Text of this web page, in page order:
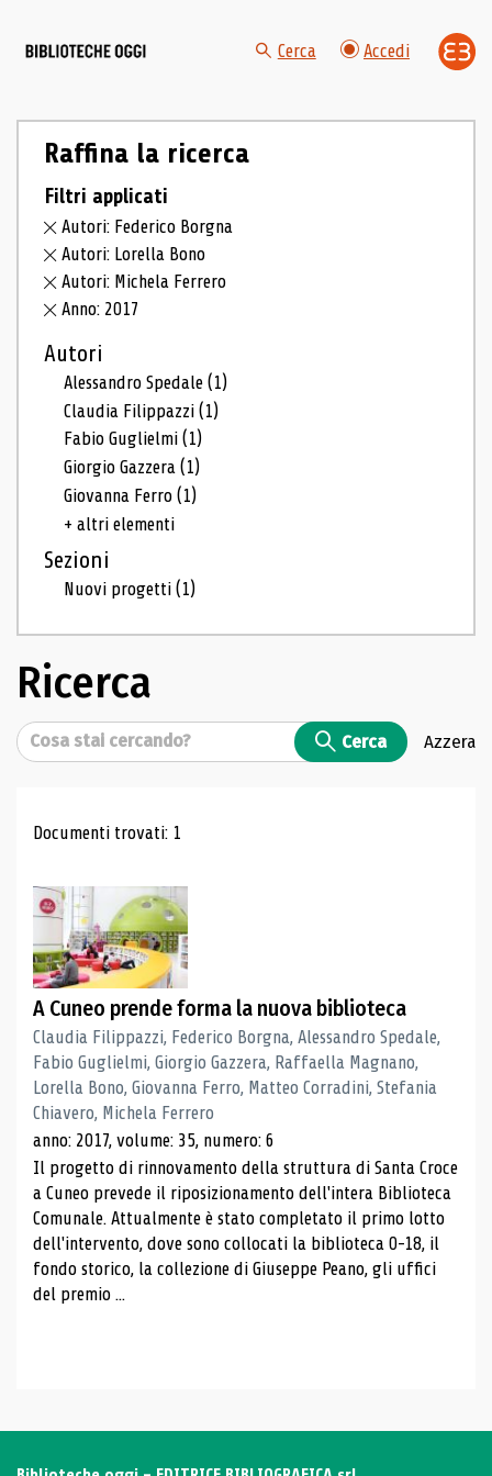
Cerca Accedi
Raffina la ricerca
Filtri applicati
Autori: Federico Borgna
Autori: Lorella Bono
Autori: Michela Ferrero
Anno: 2017
Autori
Alessandro Spedale(1)
Claudia Filippazzi(1)
Fabio Guglielmi(1)
Giorgio Gazzera(1)
Giovanna Ferro(1)
+ altri elementi
Sezioni
Nuovi progetti(1)
Ricerca
Cerca Cerca Azzera
Risultati di ricerca
Documenti trovati: 1
A Cuneo prende forma la nuova biblioteca
Claudia Filippazzi, Federico Borgna, Alessandro Spedale,
Fabio Guglielmi, Giorgio Gazzera, Raffaella Magnano,
Lorella Bono, Giovanna Ferro, Matteo Corradini, Stefania
Chiavero, Michela Ferrero
anno: 2017, volume: 35, numero: 6
Il progetto di rinnovamento della struttura di Santa Croce
a Cuneo prevede il riposizionamento dell'intera Biblioteca
Comunale. Attualmente è stato completato il primo lotto
dell'intervento, dove sono collocati la biblioteca 0-18, il
fondo storico, la collezione di Giuseppe Peano, gli uffici
del premio ...